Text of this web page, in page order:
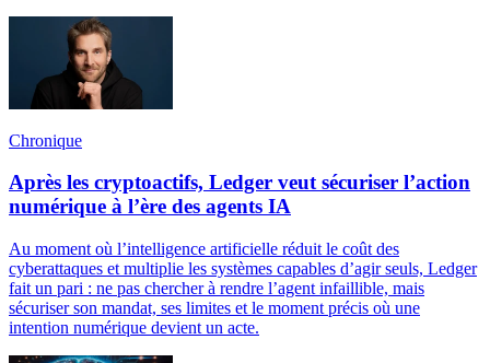
Chronique
Après les cryptoactifs, Ledger veut sécuriser l’action
numérique à l’ère des agents IA
Au moment où l’intelligence artificielle réduit le coût des
cyberattaques et multiplie les systèmes capables d’agir seuls, Ledger
fait un pari : ne pas chercher à rendre l’agent infaillible, mais
sécuriser son mandat, ses limites et le moment précis où une
intention numérique devient un acte.